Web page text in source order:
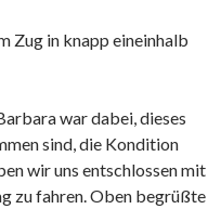
Zug in knapp eineinhalb
war dabei, dieses
sind, die Kondition
wir uns entschlossen mit
zu fahren. Oben begrüßte